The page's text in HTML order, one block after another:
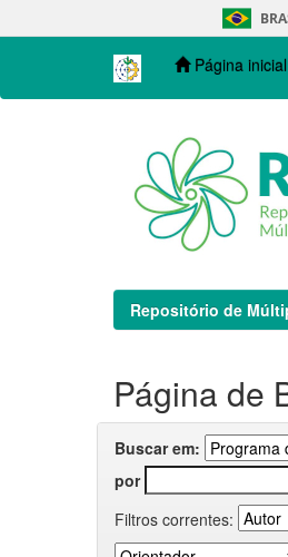
navigation
Página inicial
Repositório de
Página de
Buscar em:
por
Filtros correntes: